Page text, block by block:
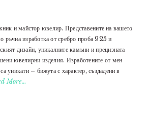
и майстор ювелир. Представените на вашето
ръчна изработка от сребро проба 925 и
дизайн, уникалните камъни и прецизната
ювелирни изделия. Изработените от мен
уникати – бижута с характер, създадени в
More…